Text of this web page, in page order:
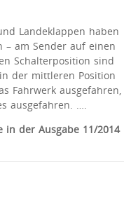
Landeklappen haben
am Sender auf einen
Schalterposition sind
der mittleren Position
Fahrwerk ausgefahren,
ausgefahren. ….
in der Ausgabe 11/2014